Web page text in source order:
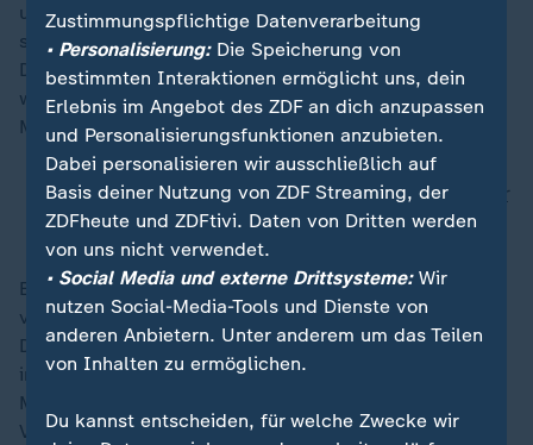
und andere Formen digitaler Gewalt. Wie sie
sicherstellen wolle, dass solche in der öffentlichen
Darstellung nicht mit Vergewaltigungen gleichgesetzt
würden, fragte Knuth Meyer-Soltau (AfD) die
Ministerin.
Vorwürfe von Collien Fernandes: Hubig will besser
vor digitaler Gewalt schützen
Es seien hierfür "unterschiedliche Strafrahmen
vorgesehen", so Hubig. Bei pornographischen
Deepfakes etwa, bei denen es darum gehe, Menschen
in ihrem Bekanntenkreis bloßzustellen, werde es keine
Mindeststrafe geben - anders als bei
Vergewaltigungen. Das belege eine "unterschiedliche
Zustimmungspflichtige Datenverarbeitung
• Personalisierung:Die Speicherung von
bestimmten Interaktionen ermöglicht uns, dein
Erlebnis im Angebot des ZDF an dich anzupassen
und Personalisierungsfunktionen anzubieten.
Dabei personalisieren wir ausschließlich auf
Basis deiner Nutzung von ZDF Streaming, der
ZDFheute und ZDFtivi. Daten von Dritten werden
von uns nicht verwendet.
• Social Media und externe Drittsysteme:Wir
nutzen Social-Media-Tools und Dienste von
anderen Anbietern. Unter anderem um das Teilen
von Inhalten zu ermöglichen.
Du kannst entscheiden, für welche Zwecke wir